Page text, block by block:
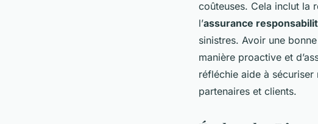
coûteuses. Cela inclut la
l’assurance
sinistres. Avoir une
manière proactive et
réfléchie aide à sécuriser
partenaires et clients.